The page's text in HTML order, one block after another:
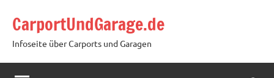
Inhalt
springen
CarportUndGarage.de
Infoseite über Carports und Garagen